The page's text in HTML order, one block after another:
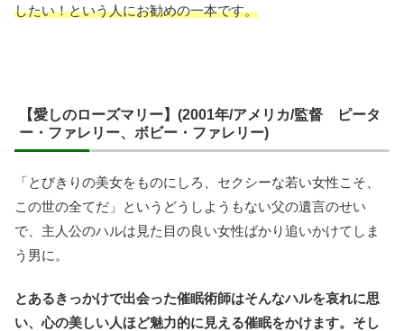
したい！という人にお勧めの一本です。
【愛しのローズマリー】(2001年/アメリカ/監督 ピータ
ー・ファレリー、ボビー・ファレリー)
「とびきりの美女をものにしろ、セクシーな若い女性こそ、
この世の全てだ」というどうしようもない父の遺言のせい
で、主人公のハルは見た目の良い女性ばかり追いかけてしま
う男に。
とあるきっかけで出会った催眠術師はそんなハルを哀れに思
い、心の美しい人ほど魅力的に見える催眠をかけます。そし